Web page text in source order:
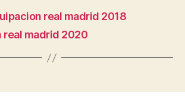
real madrid 2018
real madrid 2020